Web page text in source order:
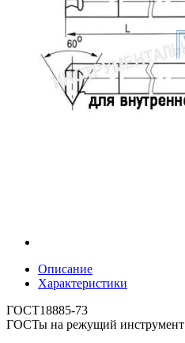
Описание
Характеристики
ГОСТ18885-73
ГОСТы на режущий инструмент